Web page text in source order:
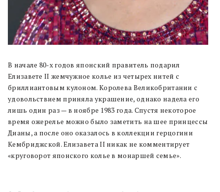
В начале 80-х годов японский правитель подарил
Елизавете II жемчужное колье из четырех нитей с
бриллиантовым кулоном. Королева Великобритании с
удовольствием приняла украшение, однако надела его
лишь один раз — в ноябре 1983 года. Спустя некоторое
время ожерелье можно было заметить на шее принцессы
Дианы, а после оно оказалось в коллекции герцогини
Кембриджской. Елизавета II никак не комментирует
«круговорот японского колье в монаршей семье».